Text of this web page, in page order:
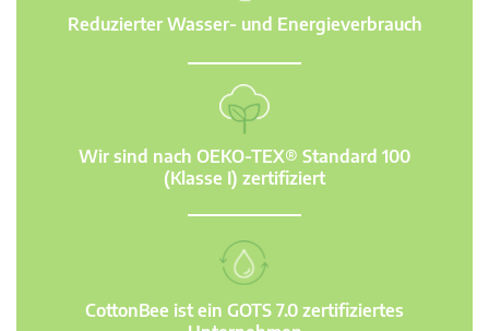
Reduzierter Wasser- und Energieverbrauch
Wir sind nach OEKO-TEX® Standard 100
(Klasse I) zertifiziert
CottonBee ist ein GOTS 7.0 zertifiziertes